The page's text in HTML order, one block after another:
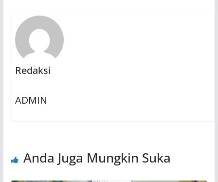
Redaksi
ADMIN
Anda Juga Mungkin Suka